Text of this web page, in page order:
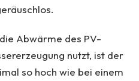
Abwärme des PV-
nutzt, ist der
so hoch wie bei einem